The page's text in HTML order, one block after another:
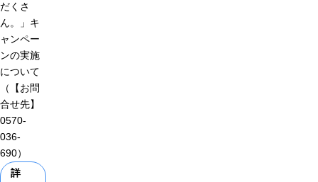
だくさ
ん。」キ
ャンペー
ンの実施
について
（【お問
合せ先】
0570-
036-
690）
詳